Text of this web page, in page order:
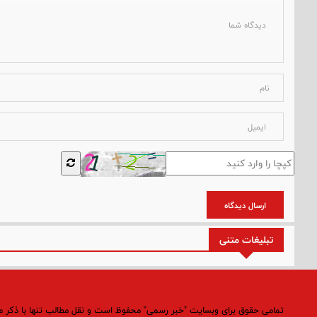
ارسال دیدگاه
تبلیغات متنی
تمامی حقوق برای وبسایت "خبر رسمی" محفوظ است و نقل مطالب تنها با ذکر